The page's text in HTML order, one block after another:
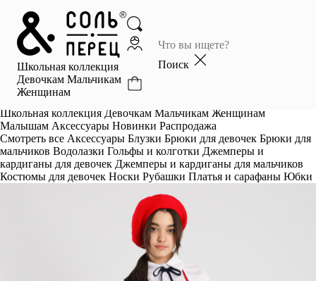
Школьная коллекция
Девочкам Мальчикам
Женщинам
Поиск
Главная
Каталог
Избранное
Школьная коллекция Девочкам Мальчикам Женщинам
Малышам Аксессуары Новинки Распродажа
Смотреть все Аксессуары Блузки Брюки для девочек Брюки для
мальчиков Водолазки Гольфы и колготки Джемперы и
кардиганы для девочек Джемперы и кардиганы для мальчиков
Костюмы для девочек Носки Рубашки Платья и сарафаны Юбки